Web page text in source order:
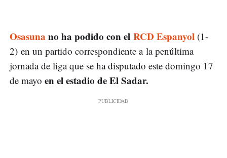
Osasuna no ha podido con el RCD Espanyol (1-
2) en un partido correspondiente a la penúltima
jornada de liga que se ha disputado este domingo 17
de mayo en el estadio de El Sadar.